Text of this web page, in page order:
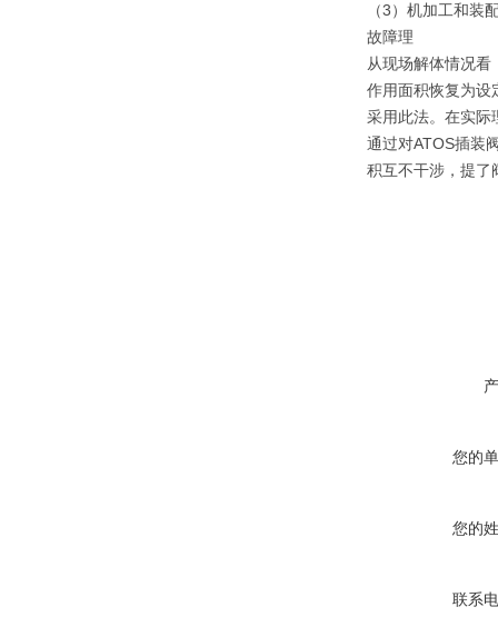
（3）机加工和装
故障理
从现场解体情况
作用面积恢复为设
采用此法。在实际
通过对ATOS插装
积互不干涉，提了
您的
您的
联系